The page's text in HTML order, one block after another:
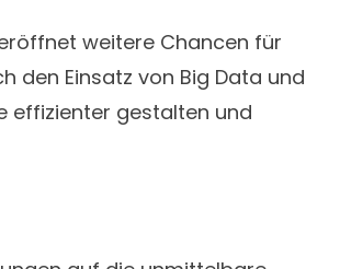
weitere Chancen für
den Einsatz von Big Data und
effizienter gestalten und